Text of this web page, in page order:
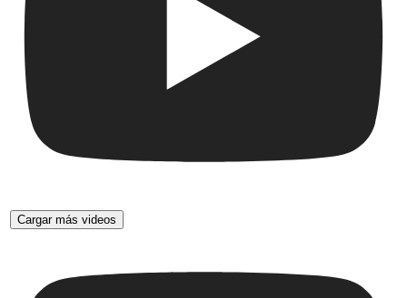
Cargar más videos